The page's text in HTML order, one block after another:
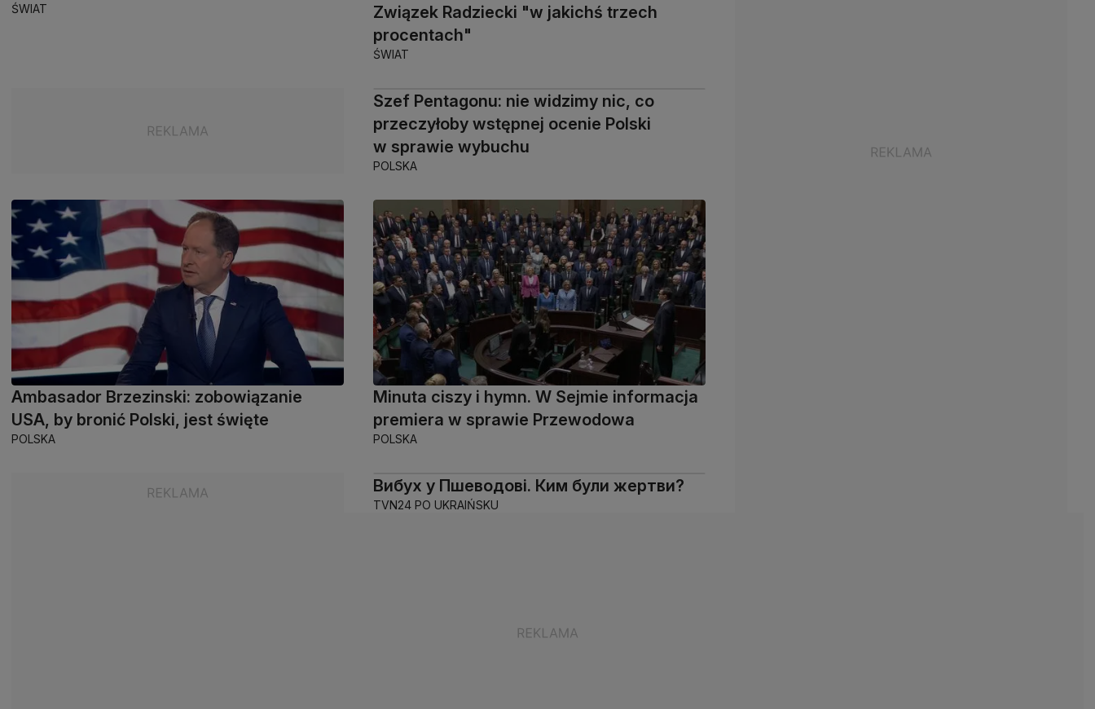
ŚWIAT
Związek Radziecki "w jakichś trzech
procentach"
ŚWIAT
Szef Pentagonu: nie widzimy nic, co
przeczyłoby wstępnej ocenie Polski
w sprawie wybuchu
POLSKA
Ambasador Brzezinski: zobowiązanie
USA, by bronić Polski, jest święte
POLSKA
Minuta ciszy i hymn. W Sejmie informacja
premiera w sprawie Przewodowa
POLSKA
Вибух у Пшеводові. Ким були жертви?
TVN24 PO UKRAIŃSKU